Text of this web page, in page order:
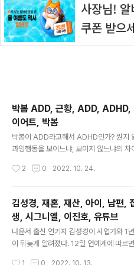
박봄 ADD, 근황, ADD, ADHD, 차이점, 다
이어트, 박봄
박봄이 ADD라고해서 ADHD인가? 뭔지
과잉행동을 보이느냐, 보이지 않느냐의
DHD=attention deficit hyperactivity
경을 쓰여서 가만히 앉아있지 못하는 행동
보입니다. 주의력 결핍장애
order)는 주의가 산만하여 집중을 못 하지
것처럼 보입니다. 출처: 구글 ADD는 하나
간이 매우 짧고 세부까지 자세하게 주의를
2 0 2022. 10. 24.
김성경, 재혼, 재산, 아이, 남편,
생, 시그니엘, 이진호, 유튜브
나운서 출신 연기자 김성경이 사업가와 1
이 뒤늦게 알려졌다. 12일 연예계에 따르
1 0 2022. 10. 13.